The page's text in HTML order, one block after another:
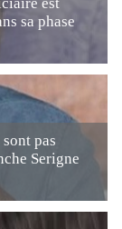
sa phase
pas
Serigne